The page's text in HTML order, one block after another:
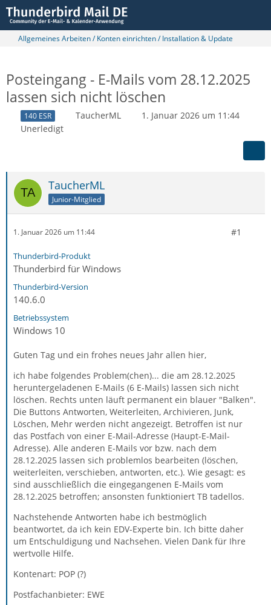
Allgemeines Arbeiten / Konten einrichten / Installation & Update
Posteingang - E-Mails vom 28.12.2025
lassen sich nicht löschen
140 ESR TaucherML
1. Januar 2026 um 11:44
Unerledigt
TaucherML
Junior-Mitglied
1. Januar 2026 um 11:44 #1
Thunderbird-Produkt
Thunderbird für Windows
Thunderbird-Version
140.6.0
Betriebssystem
Windows 10
Guten Tag und ein frohes neues Jahr allen hier,
ich habe folgendes Problem(chen)... die am 28.12.2025
heruntergeladenen E-Mails (6 E-Mails) lassen sich nicht
löschen. Rechts unten läuft permanent ein blauer "Balken".
Die Buttons Antworten, Weiterleiten, Archivieren, Junk,
Löschen, Mehr werden nicht angezeigt. Betroffen ist nur
das Postfach von einer E-Mail-Adresse (Haupt-E-Mail-
Adresse). Alle anderen E-Mails vor bzw. nach dem
28.12.2025 lassen sich problemlos bearbeiten (löschen,
weiterleiten, verschieben, antworten, etc.). Wie gesagt: es
sind ausschließlich die eingegangenen E-Mails vom
28.12.2025 betroffen; ansonsten funktioniert TB tadellos.
Nachstehende Antworten habe ich bestmöglich
beantwortet, da ich kein EDV-Experte bin. Ich bitte daher
um Entschuldigung und Nachsehen. Vielen Dank für Ihre
wertvolle Hilfe.
Kontenart: POP (?)
Postfachanbieter: EWE